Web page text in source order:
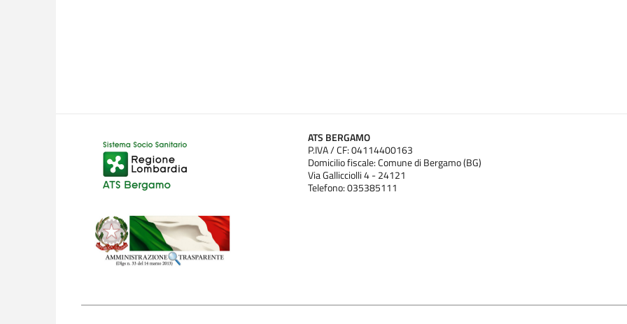
ATS BERGAMO
P.IVA / CF: 04114400163
Domicilio fiscale: Comune di Bergamo (BG)
Via Gallicciolli 4 - 24121
Telefono: 035385111